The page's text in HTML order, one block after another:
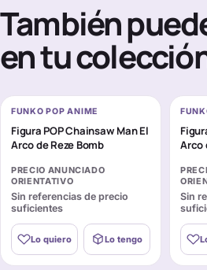
También
en tu
FUNKO POP ANIME
Figura POP Chainsaw Man El
Arco de Reze Bomb
PRECIO ANUNCIADO
ORIENTATIVO
Sin referencias de precio
suficientes
Lo quiero Lo tengo
Arco
Sin